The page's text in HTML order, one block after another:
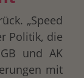
„Speed
Politik, die
und AK
mit